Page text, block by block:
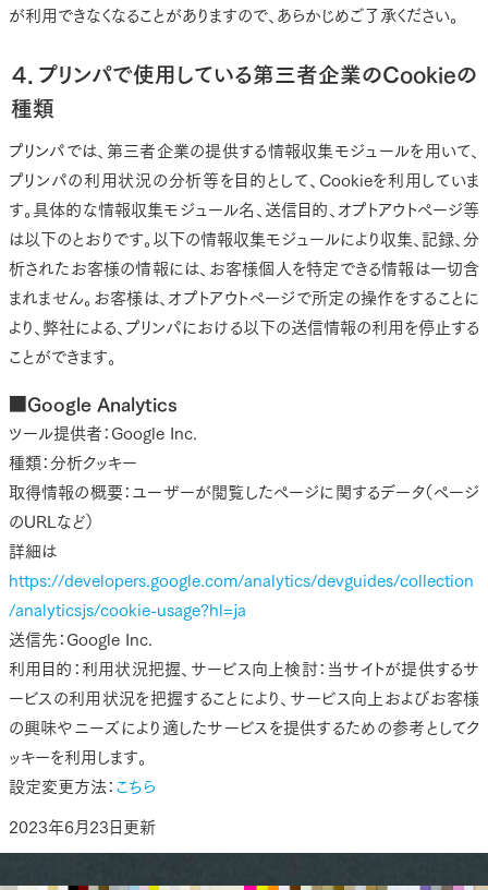
が利用できなくなることがありますので、あらかじめご了承ください。
４．プリンパで使用している第三者企業のCookieの
種類
プリンパでは、第三者企業の提供する情報収集モジュールを用いて、
プリンパの利用状況の分析等を目的として、Cookieを利用していま
す。具体的な情報収集モジュール名、送信目的、オプトアウトページ等
は以下のとおりです。以下の情報収集モジュールにより収集、記録、分
析されたお客様の情報には、お客様個人を特定できる情報は一切含
まれません。お客様は、オプトアウトページで所定の操作をすることに
より、弊社による、プリンパにおける以下の送信情報の利用を停止する
ことができます。
■Google Analytics
ツール提供者：Google Inc.
種類：分析クッキー
取得情報の概要：ユーザーが閲覧したページに関するデータ（ページ
のURLなど）
詳細は
https://developers.google.com/analytics/devguides/collection
/analyticsjs/cookie-usage?hl=ja
送信先：Google Inc.
利用目的：利用状況把握、サービス向上検討：当サイトが提供するサ
ービスの利用状況を把握することにより、サービス向上およびお客様
の興味やニーズにより適したサービスを提供するための参考としてク
ッキーを利用します。
設定変更方法： こちら
2023年6月23日更新